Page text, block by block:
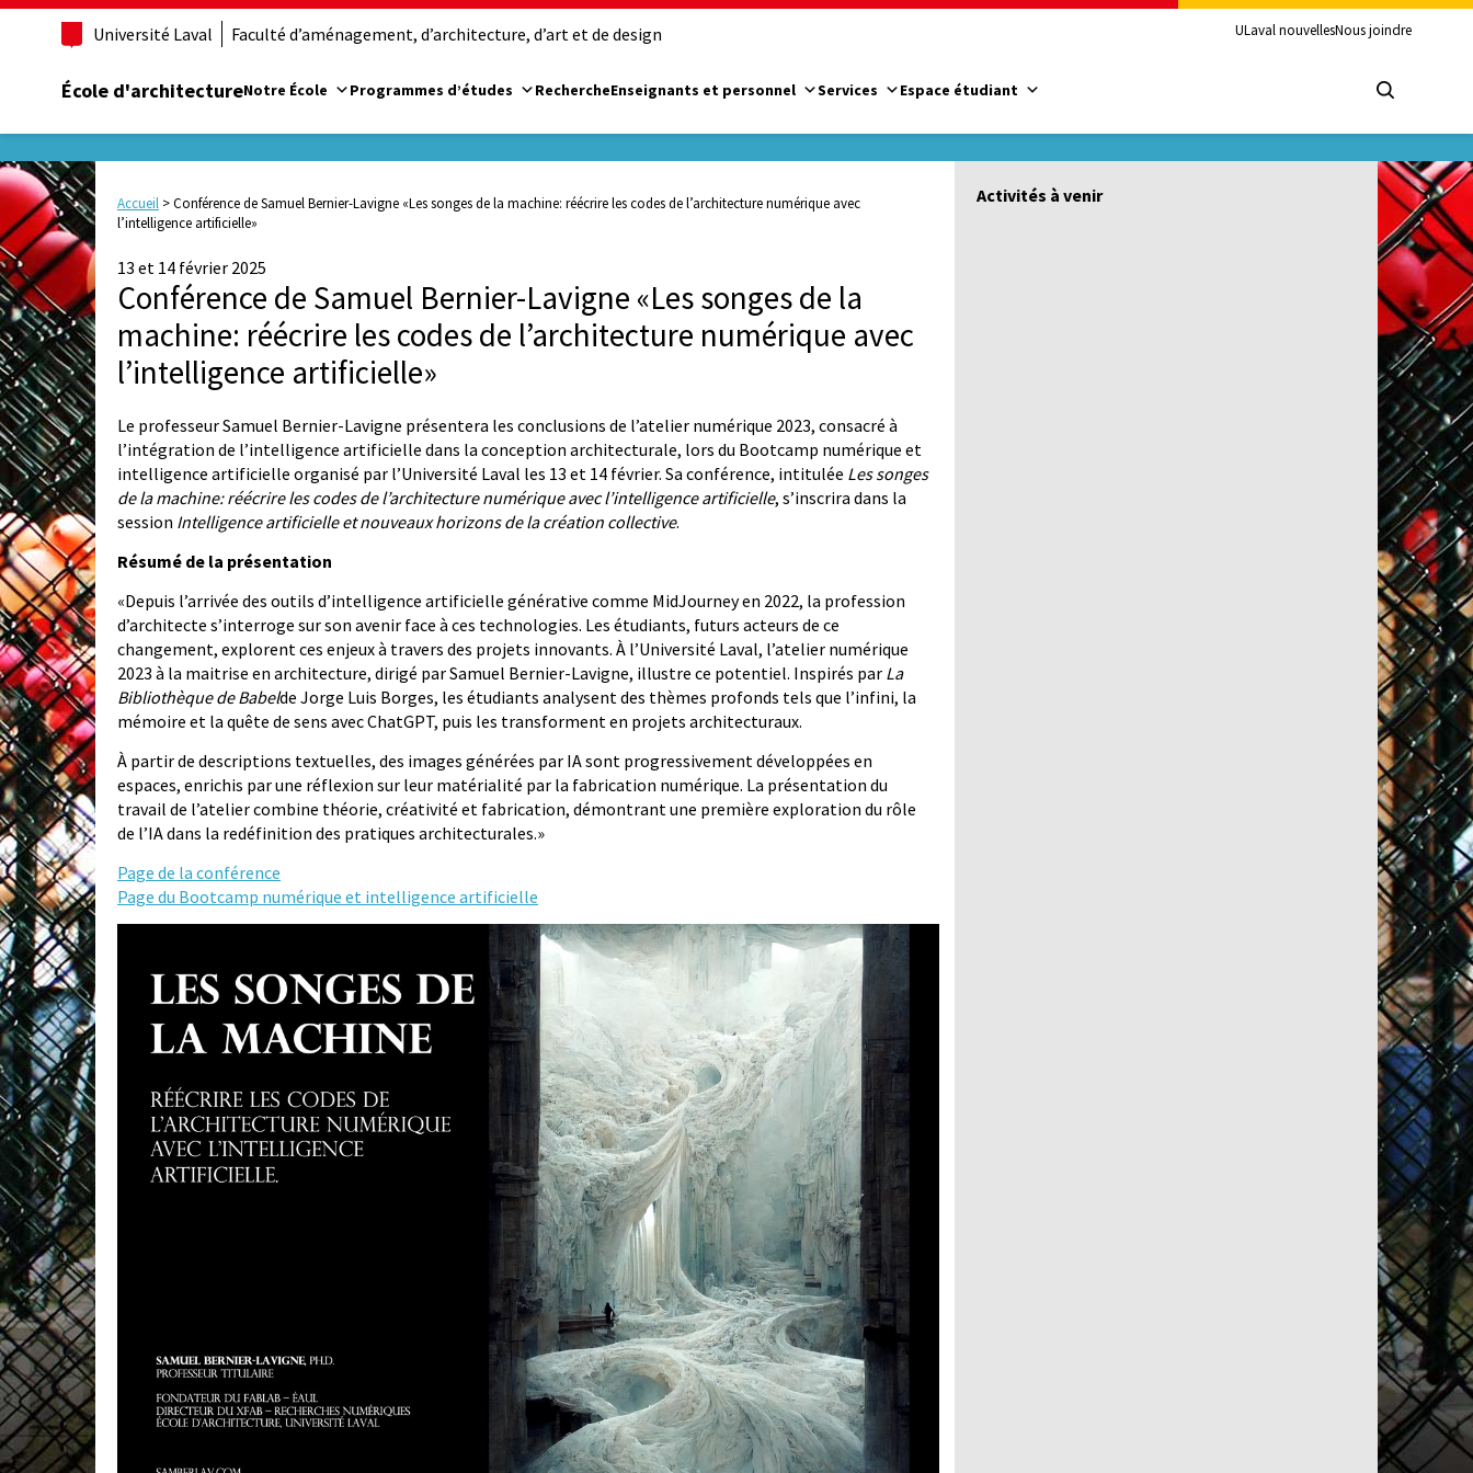
Université Laval Faculté d’aménagement, d’architecture, d’art et de design ULaval nouvellesNous joindre
École d'architectureNotre École Programmes d’études RechercheEnseignants et personnel Services Espace étudiant
Accueil >Conférence de Samuel Bernier-Lavigne «Les songes de la machine: réécrire les codes de l’architecture numérique avec
l’intelligence artificielle»
13 et 14 février 2025
Conférence de Samuel Bernier-Lavigne «Les songes de la
machine: réécrire les codes de l’architecture numérique avec
l’intelligence artificielle»
Le professeur Samuel Bernier-Lavigne présentera les conclusions de l’atelier numérique 2023, consacré à
l’intégration de l’intelligence artificielle dans la conception architecturale, lors du Bootcamp numérique et
intelligence artificielle organisé par l’Université Laval les 13 et 14 février. Sa conférence, intitulée Les songes
de la machine: réécrire les codes de l’architecture numérique avec l’intelligence artificielle, s’inscrira dans la
session Intelligence artificielle et nouveaux horizons de la création collective.
Résumé de la présentation
«Depuis l’arrivée des outils d’intelligence artificielle générative comme MidJourney en 2022, la profession
d’architecte s’interroge sur son avenir face à ces technologies. Les étudiants, futurs acteurs de ce
changement, explorent ces enjeux à travers des projets innovants. À l’Université Laval, l’atelier numérique
2023 à la maitrise en architecture, dirigé par Samuel Bernier-Lavigne, illustre ce potentiel. Inspirés par La
Bibliothèque de Babelde Jorge Luis Borges, les étudiants analysent des thèmes profonds tels que l’infini, la
mémoire et la quête de sens avec ChatGPT, puis les transforment en projets architecturaux.
À partir de descriptions textuelles, des images générées par IA sont progressivement développées en
espaces, enrichis par une réflexion sur leur matérialité par la fabrication numérique. La présentation du
travail de l’atelier combine théorie, créativité et fabrication, démontrant une première exploration du rôle
de l’IA dans la redéfinition des pratiques architecturales.»
Page de la conférence
Page du Bootcamp numérique et intelligence artificielle
Activités à venir